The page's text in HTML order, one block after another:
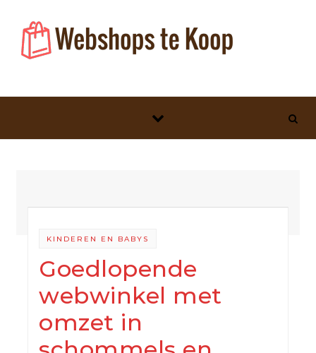
KINDEREN EN BABYS
Goedlopende
webwinkel met
omzet in